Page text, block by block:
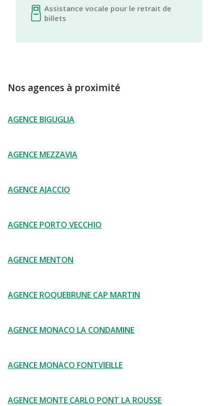
Assistance vocale pour le retrait de
billets
Nos agences à proximité
AGENCE BIGUGLIA
AGENCE MEZZAVIA
AGENCE AJACCIO
AGENCE PORTO VECCHIO
AGENCE MENTON
AGENCE ROQUEBRUNE CAP MARTIN
AGENCE MONACO LA CONDAMINE
AGENCE MONACO FONTVIEILLE
AGENCE MONTE CARLO PONT LA ROUSSE